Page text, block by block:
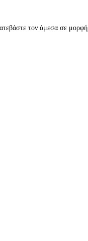
τον άμεσα σε μορφή